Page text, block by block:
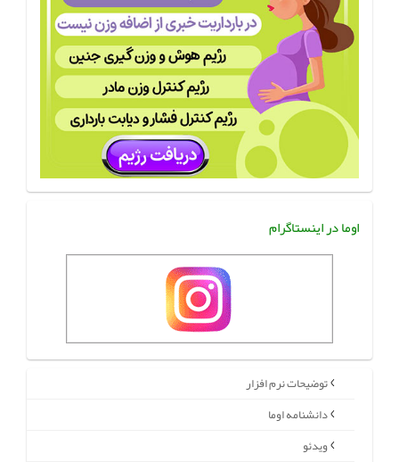
اوما در اینستاگرام
توضیحات نرم افزار
دانشنامه اوما
ویدئو